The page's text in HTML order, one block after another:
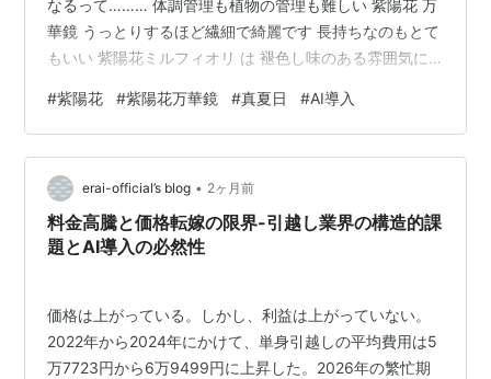
なるって……… 体調管理も植物の管理も難しい 紫陽花 万
華鏡 うっとりするほど繊細で綺麗です 長持ちなのもとて
もいい 紫陽花ミルフィオリ は 褪色し味のある雰囲気に
支柱で支えていないので 雨に打たれ項垂れています ちな
みに咲き始めはこんなカラーでした ↓ 紫陽花テマリテマ
リ ↓ テマリテマリも褪色し始めています ユリの季節へと
変わっていきますね 我が家のユリはまだまだ小さなつぼ
みです ↓ 職場で試験的にAIを導入するらしいです なん…
#紫陽花 #紫陽花万華鏡 #真夏日 #AI導入
erai-official’s blog • 2ヶ月前
料金高騰と価格転嫁の限界-引越し業界の構造的課
題とAI導入の必然性
価格は上がっている。しかし、利益は上がっていない。
2022年から2024年にかけて、単身引越しの平均費用は5
万7723円から6万9499円に上昇した。2026年の繁忙期